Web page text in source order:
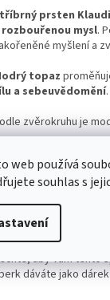
web používá
souhlas s
prsten
rozbouřenou mysl.
myšlení a
topaz
a sebeuvědomění.
zvěrokruhu je
o stříbrný šperk
reakce a v
Prstýnek Klaudie k
kamene s
aby Vám tento
dáváte jako